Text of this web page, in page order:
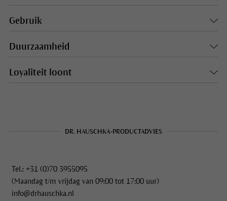
Gebruik
Duurzaamheid
Loyaliteit loont
DR. HAUSCHKA-PRODUCTADVIES
Tel.: +31 (0)70 3955095
(Maandag t/m vrijdag van 09:00 tot 17:00 uur)
info@drhauschka.nl